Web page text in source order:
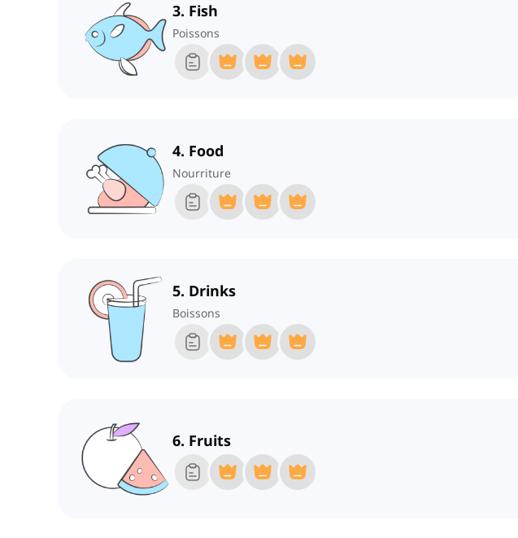
3. Fish
Poissons
4. Food
Nourriture
5. Drinks
Boissons
6. Fruits